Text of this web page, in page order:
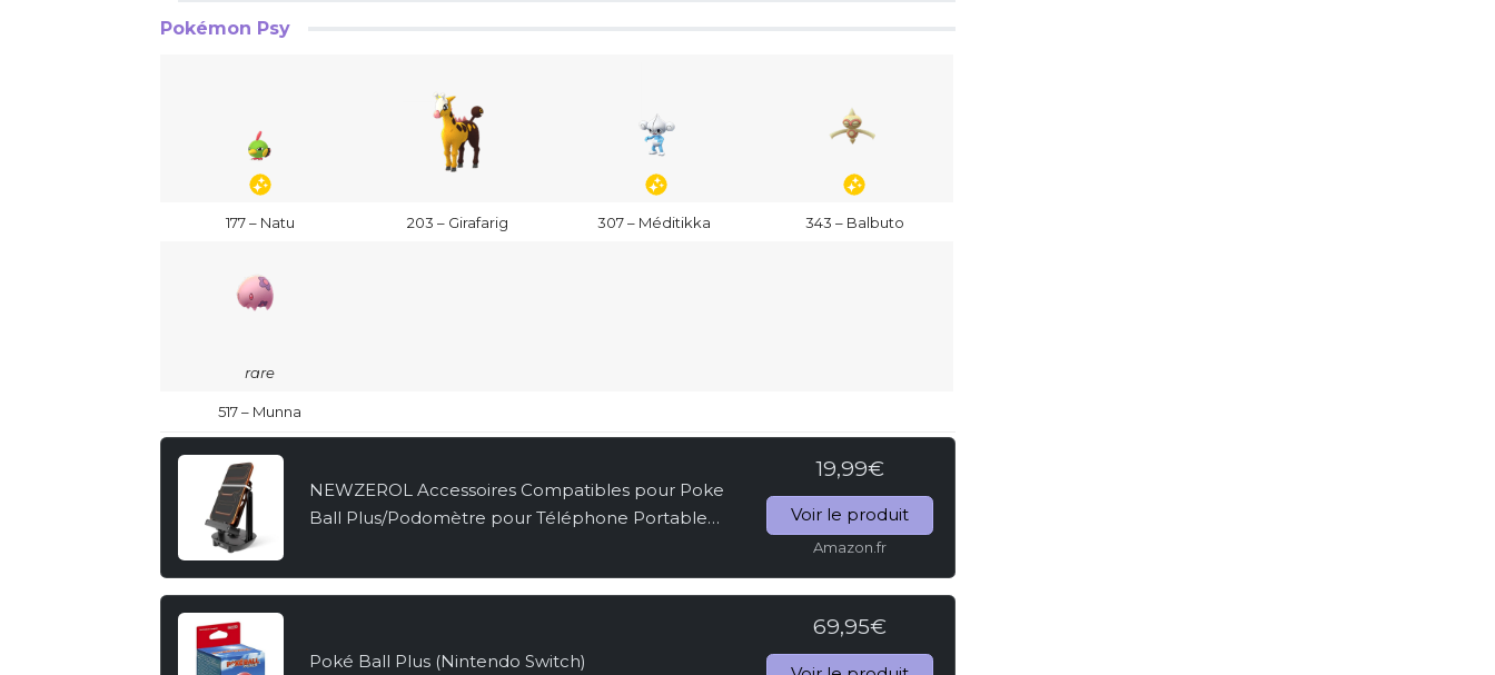
Pokémon Psy
177 – Natu 203 – Girafarig 307 – Méditikka 343 – Balbuto
rare
517 – Munna
NEWZEROL Accessoires Compatibles pour Poke
Ball Plus/Podomètre pour Téléphone Portable
[Version Muette] Étapes...
19,99€
Voir le produit
Amazon.fr
Poké Ball Plus (Nintendo Switch)
69,95€